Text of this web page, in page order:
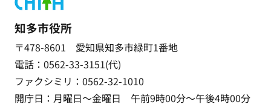
知多市役所
〒478-8601 愛知県知多市緑町1番地
電話：0562-33-3151(代)
ファクシミリ：0562-32-1010
開庁日：月曜日～金曜日 午前9時00分～午後4時00分